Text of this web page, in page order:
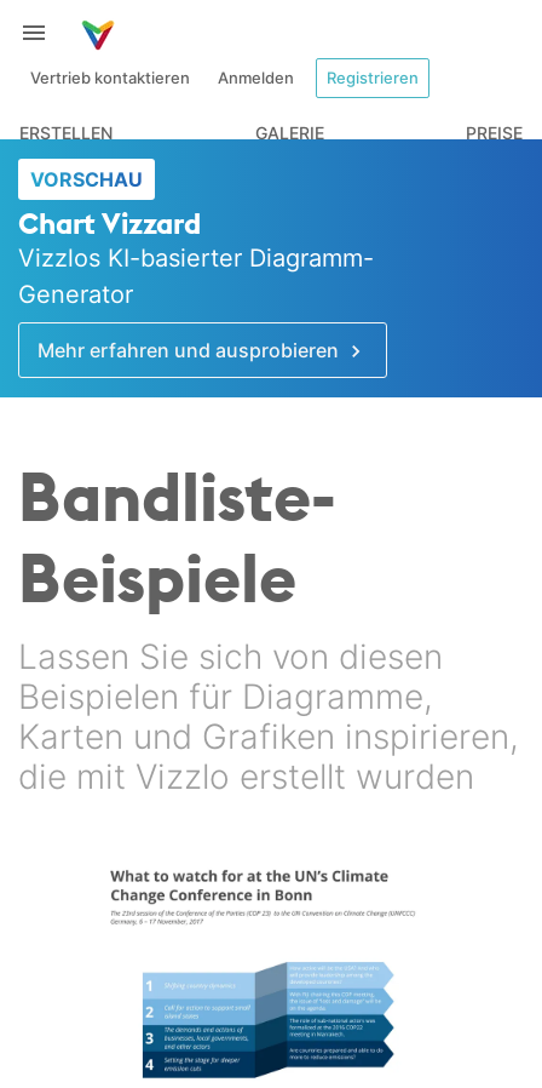
Vertrieb kontaktieren Anmelden Registrieren
ERSTELLEN GALERIE PREISE
VORSCHAU
Chart Vizzard
Vizzlos KI-basierter Diagramm-
Generator
Mehr erfahren und ausprobieren
Bandliste-
Beispiele
Lassen Sie sich von diesen
Beispielen für Diagramme,
Karten und Grafiken inspirieren,
die mit Vizzlo erstellt wurden